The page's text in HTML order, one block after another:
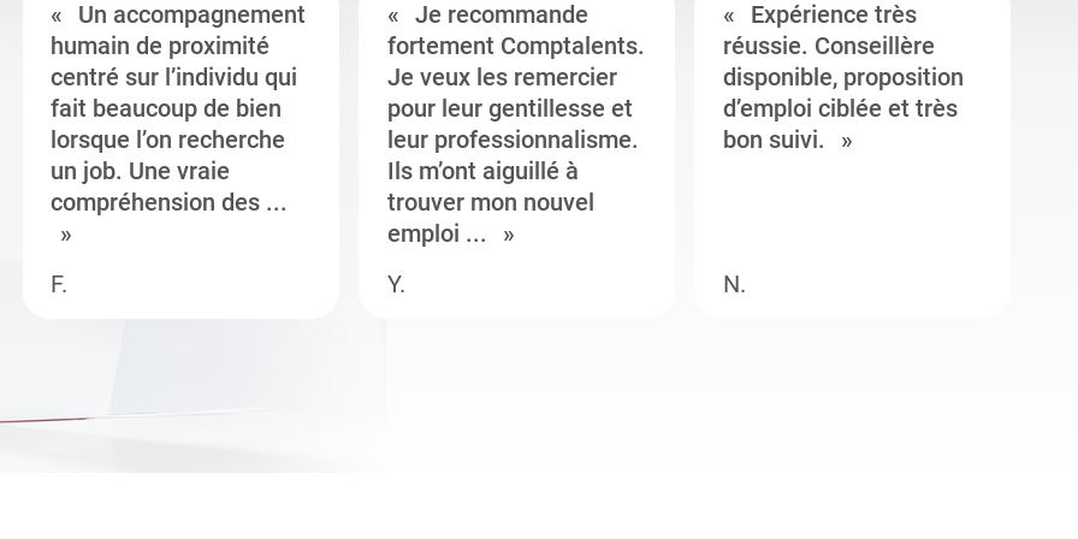
Un accompagnement
humain de proximité
centré sur l’individu qui
fait beaucoup de bien
lorsque l’on recherche
un job. Une vraie
compréhension des ...
F.
Je recommande
fortement Comptalents.
Je veux les remercier
pour leur gentillesse et
leur professionnalisme.
Ils m’ont aiguillé à
trouver mon nouvel
emploi ...
Y.
Expérience très
réussie. Conseillère
disponible, proposition
d’emploi ciblée et très
bon suivi.
N.